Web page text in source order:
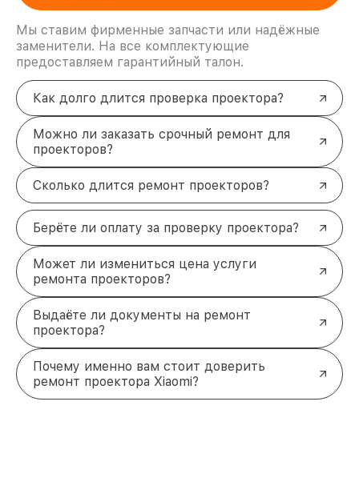
Xiaomi с нами выгодно
Детальная диагностика:бесплатное
определение причины поломки перед началом
работ.
выполняется в течение одного рабочего дня.
Качественные запчасти: используем
оригинальные или сертифицированные
комплектующие.
Гарантия:предоставляем до 6 месяцев на все
виды работ и установленные детали.
Техническая поддержка и
оперативное восстановление
работы
Профессиональный подход к каждому устройству
гарантирует долгий срок службы проектора после
ремонта. Восстановление выполняется с учётом
всех технических особенностей модели Xiaomi.
Мы ценим ваше время, поэтому предлагаем
удобные способы оплаты и возможность доставки
устройства в сервисный центр.
Для записи на ремонт или консультации
свяжитесь с нами по телефону +7 (843) 254-68-13
или посетите наш офис по адресу ул. Галиаскара
Камала, д. 41.
Мы ставим фирменные запчасти или надёжные
заменители. На все комплектующие
предоставляем гарантийный талон.
Как долго длится проверка проектора?
Можно ли заказать срочный ремонт для
проекторов?
Сколько длится ремонт проекторов?
Берёте ли оплату за проверку проектора?
Может ли измениться цена услуги
ремонта проекторов?
Выдаёте ли документы на ремонт
проектора?
Почему именно вам стоит доверить
ремонт проектора Xiaomi?